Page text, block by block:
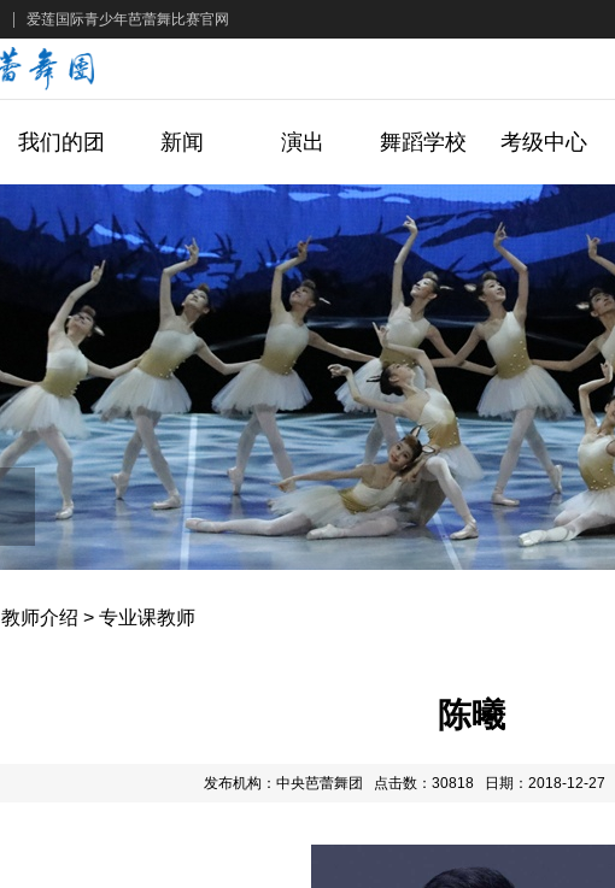
爱莲国际青少年芭蕾舞比赛官网
我们的团 新闻 演出 舞蹈学校 考级中心
教师介绍 > 专业课教师
陈曦
发布机构：中央芭蕾舞团 点击数：30818 日期：2018-12-27